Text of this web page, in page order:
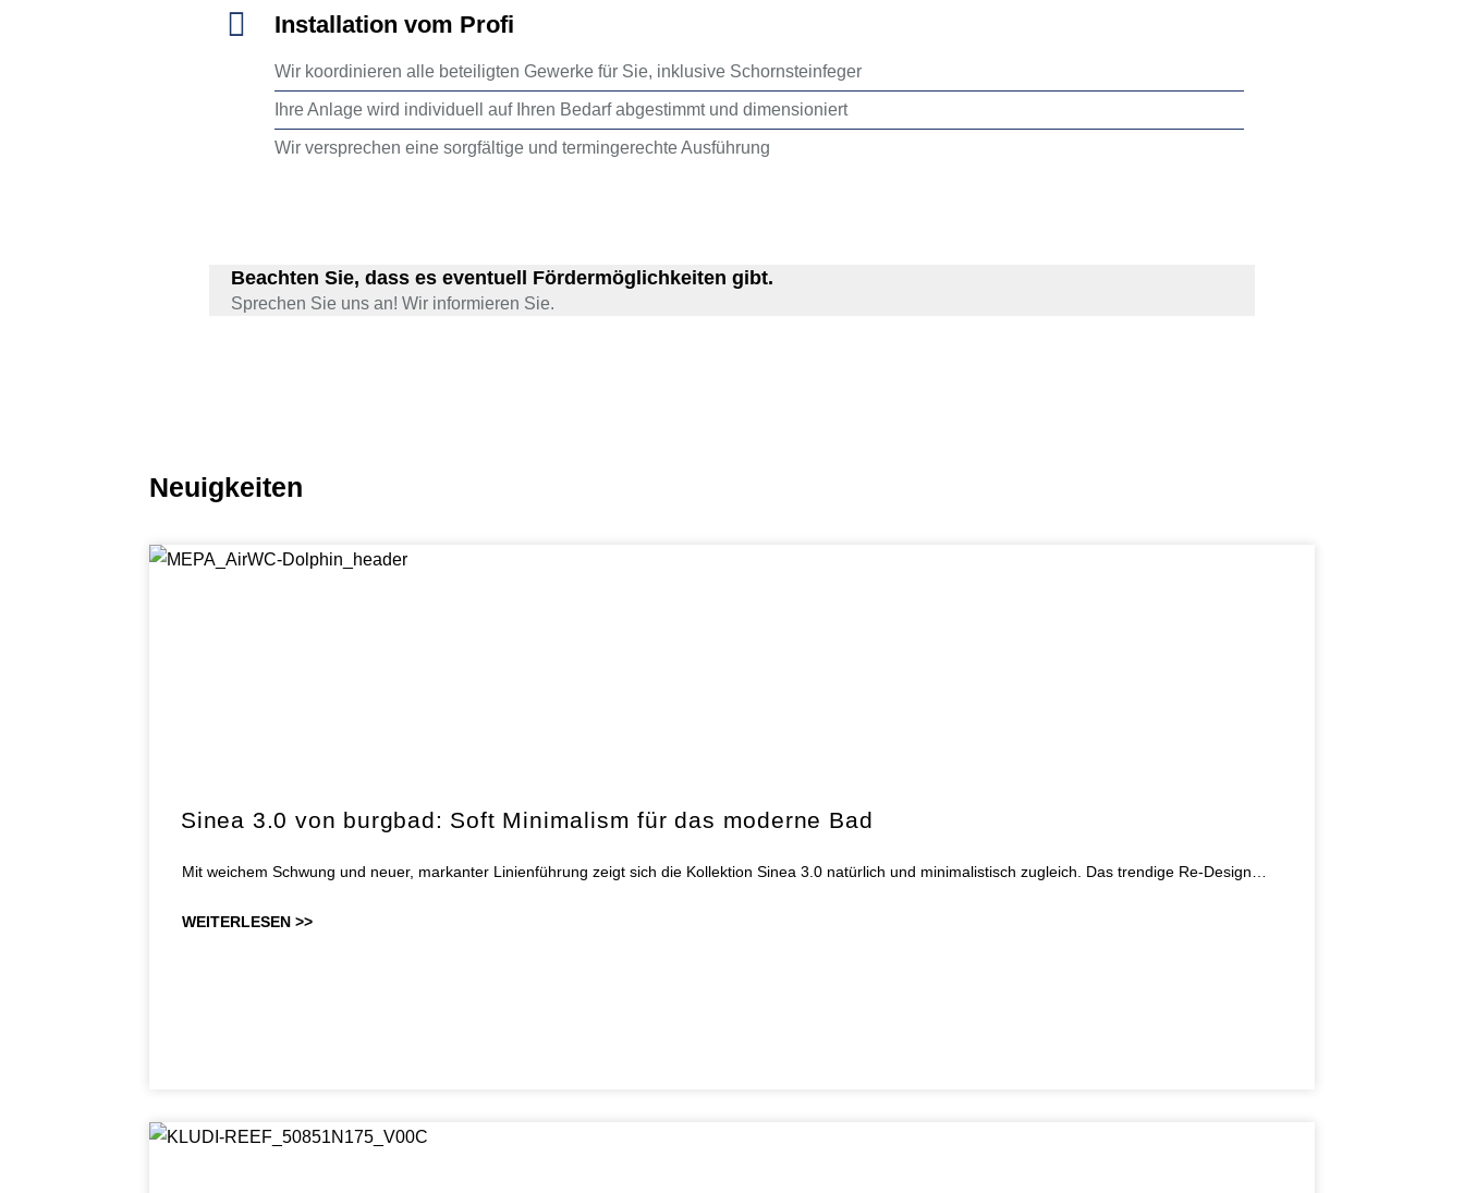
Installation vom Profi
Wir koordinieren alle beteiligten Gewerke für Sie, inklusive Schornsteinfeger
Ihre Anlage wird individuell auf Ihren Bedarf abgestimmt und dimensioniert
Wir versprechen eine sorgfältige und termingerechte Ausführung
Beachten Sie, dass es eventuell Fördermöglichkeiten gibt.
Sprechen Sie uns an! Wir informieren Sie.​
Neuigkeiten
Sinea 3.0 von burgbad: Soft Minimalism für das moderne Bad
Mit weichem Schwung und neuer, markanter Linienführung zeigt sich die Kollektion Sinea 3.0 natürlich und minimalistisch zugleich. Das trendige Re-Design…
WEITERLESEN >>